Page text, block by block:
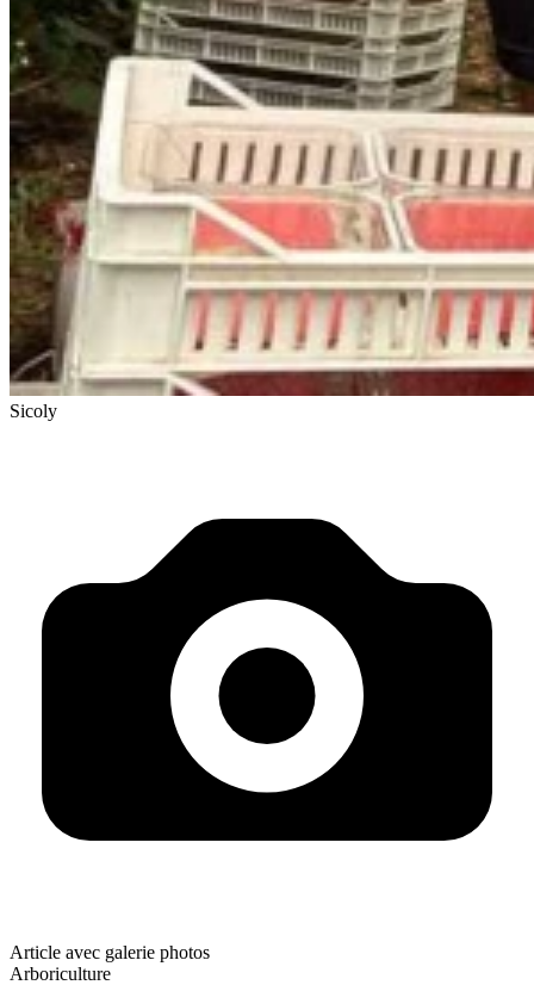
Sicoly
Article avec galerie photos
Arboriculture